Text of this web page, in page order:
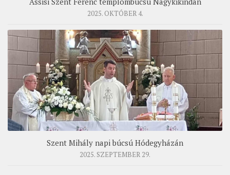
2025. OKTÓBER 4.
Szent Mihály napi búcsú Hódegyházán
2025. SZEPTEMBER 29.